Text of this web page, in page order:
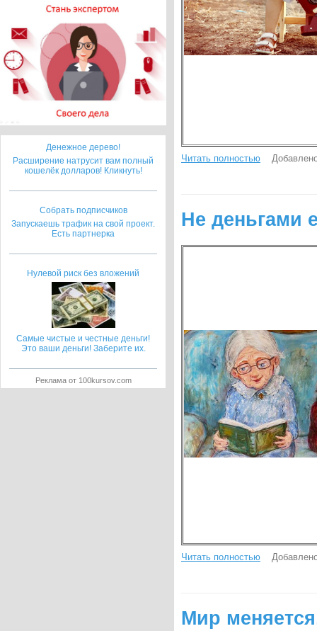
Читать полностью
Не деньгами
Читать полностью
Мир
Денежное дерево!
Расширение натрусит вам полный
кошелёк долларов! Кликнуть!
Собрать подписчиков
Запускаешь трафик на свой проект.
Есть партнерка
Нулевой риск без вложений
Самые чистые и честные деньги!
Это ваши деньги! Заберите их.
Реклама от 100kursov.com